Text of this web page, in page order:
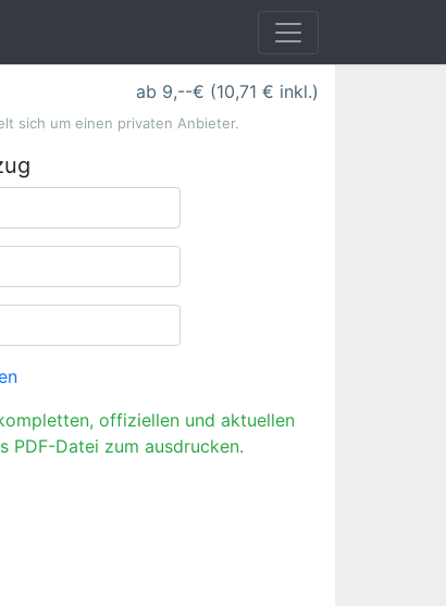
ab 9,--€ (10,71 € inkl.)
sich um einen privaten Anbieter.
offiziellen und aktuellen
PDF-Datei zum ausdrucken.